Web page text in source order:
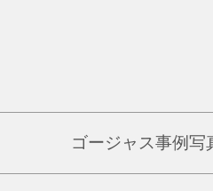
ゴージャス事例写